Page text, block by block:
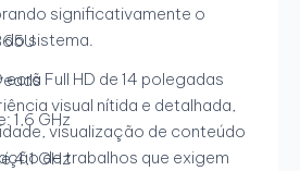
significativamente o
sistema.
Full HD de 14 polegadas
visual nítida e detalhada,
visualização de conteúdo
de trabalhos que exigem
1,6 GHz
4,1 GHz